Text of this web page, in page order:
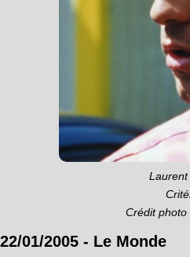
Laurent
Crédit
22/01/2005 - Le Monde